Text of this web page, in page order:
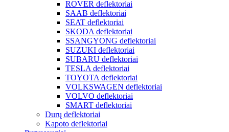
ROVER deflektoriai
SAAB deflektoriai
SEAT deflektoriai
SKODA deflektoriai
SSANGYONG deflektoriai
SUZUKI deflektoriai
SUBARU deflektoriai
TESLA deflektoriai
TOYOTA deflektoriai
VOLKSWAGEN deflektoriai
VOLVO deflektoriai
SMART deflektoriai
Durų deflektoriai
Kapoto deflektoriai